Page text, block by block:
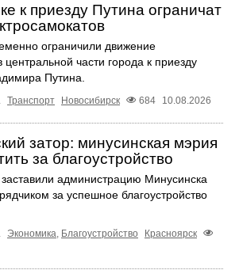
к приезду Путина ограничат
ограничили движение
центральной части города к приезду
Путина.
. Транспорт Новосибирск 684 10.08.2026
затор: минусинская мэрия
за благоустройство
администрацию Минусинска
за успешное благоустройство
. Экономика, Благоустройство
Красноярск